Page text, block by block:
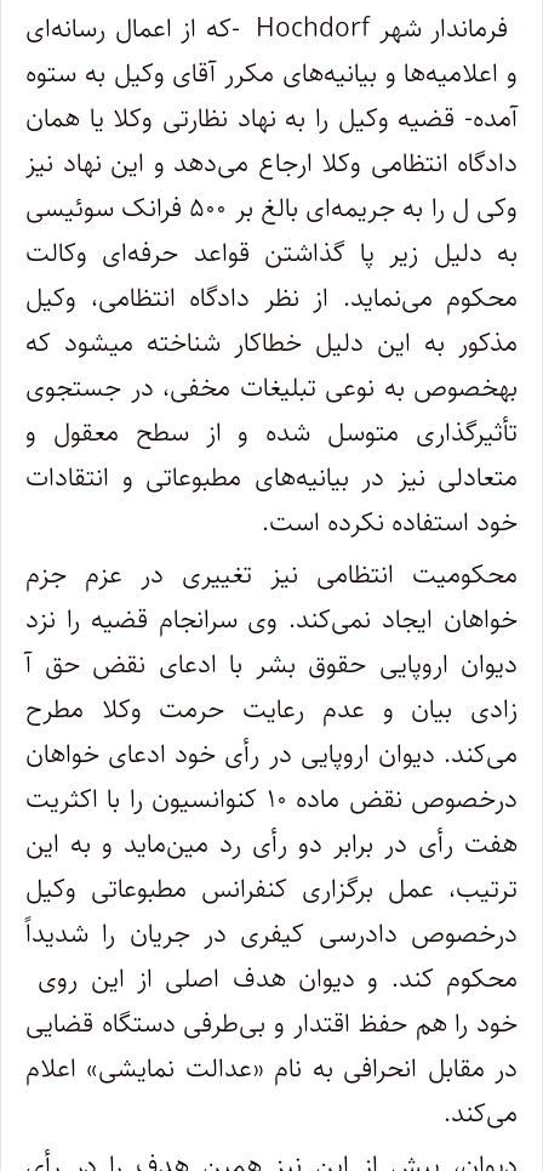
فرماندار شهرHochdorf -که از اعمال رسانهای
و اعلامیهها و بیانیههای مکرر آقای وکیل به ستوه
آمده- قضیه وکیل را به نهاد نظارتی وکلا یا همان
دادگاه انتظامی وکلا ارجاع میدهد و این نهاد نیز
وکی ل را به جریمه
ای بالغ بر ۵۰۰ فرانک سوئیسی
به دلیل زیر پا گذاشتن قواعد حرفهای وکالت
محکوم مینماید. از نظر دادگاه انتظامی، وکیل
مذکور به این دلیل خطاکار شناخته میشود که
بهخصوص به نوعی تبلیغات مخفی، در جستجوی
تأثیرگذاری متوسل شده و از سطح معقول و
متعادلی نیز در بیانیههای مطبوعاتی و انتقادات
خود استفاده نکرده است.
محکومیت انتظامی نیز تغییری در عزم جزم
خواهان ایجاد نمیکند. وی سرانجام قضیه را نزد
دیوان اروپایی حقوق بشر با ادعای نقض حق آ
زادی بیان و عدم رعایت حرمت وکلا مطرح
میکند. دیوان اروپایی در رأی خود ادعای خواهان
درخصوص نقض ماده ۱۰ کنوانسیون را با اکثریت
هفت رأی در برابر دو رأی رد مینماید و به این
ترتیب، عمل برگزاری کنفرانس مطبوعاتی وکیل
درخصوص دادرسی کیفری در جریان را شدیداً
محکوم کند. و دیوان هدف اصلی از این روی
خود را هم حفظ اقتدار و بیطرفی دستگاه قضایی
در مقابل انحرافی به نام «عدالت نمایشی» اعلام
میکند.